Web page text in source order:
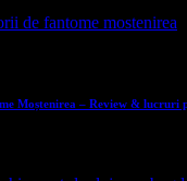
Moștenirea – Review & lucruri